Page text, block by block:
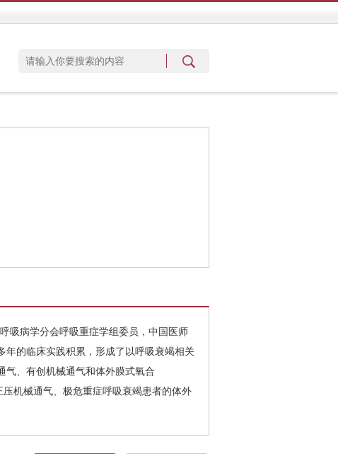
病学分会呼吸重症学组委员，中国医师
年的临床实践积累，形成了以呼吸衰竭相关
气、有创机械通气和体外膜式氧合
机械通气、极危重症呼吸衰竭患者的体外